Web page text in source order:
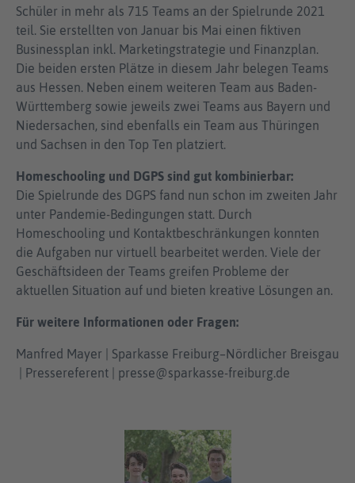
Schüler in mehr als 715 Teams an der Spielrunde 2021
teil. Sie erstellten von Januar bis Mai einen fiktiven
Businessplan inkl. Marketingstrategie und Finanzplan.
Die beiden ersten Plätze in diesem Jahr belegen Teams
aus Hessen. Neben einem weiteren Team aus Baden-
Württemberg sowie jeweils zwei Teams aus Bayern und
Niedersachen, sind ebenfalls ein Team aus Thüringen
und Sachsen in den Top Ten platziert.
Homeschooling und DGPS sind gut kombinierbar:
Die Spielrunde des DGPS fand nun schon im zweiten Jahr
unter Pandemie-Bedingungen statt. Durch
Homeschooling und Kontaktbeschränkungen konnten
die Aufgaben nur virtuell bearbeitet werden. Viele der
Geschäftsideen der Teams greifen Probleme der
aktuellen Situation auf und bieten kreative Lösungen an.
Für weitere Informationen oder Fragen:
Manfred Mayer | Sparkasse Freiburg–Nördlicher Breisgau
| Pressereferent | presse@sparkasse-freiburg.de